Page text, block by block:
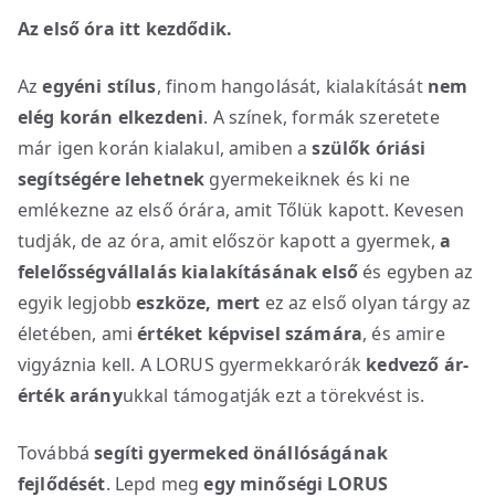
Az első óra itt kezdődik.
Azegyéni stílus, finom hangolását, kialakítását nem
elég korán elkezdeni. A színek, formák szeretete
már igen korán kialakul, amiben aszülők óriási
segítségére lehetnek gyermekeiknek és ki ne
emlékezne az első órára, amit Tőlük kapott. Kevesen
tudják, de az óra, amit először kapott a gyermek,a
felelősségvállalás kialakításának első és egyben az
egyik legjobbeszköze, mert ez az első olyan tárgy az
életében, amiértéket képvisel számára, és amire
vigyáznia kell. A LORUS gyermekkarórák kedvező ár-
érték arányukkal támogatják ezt a törekvést is.
Továbbásegíti gyermeked önállóságának
fejlődését. Lepd megegy minőségi LORUS